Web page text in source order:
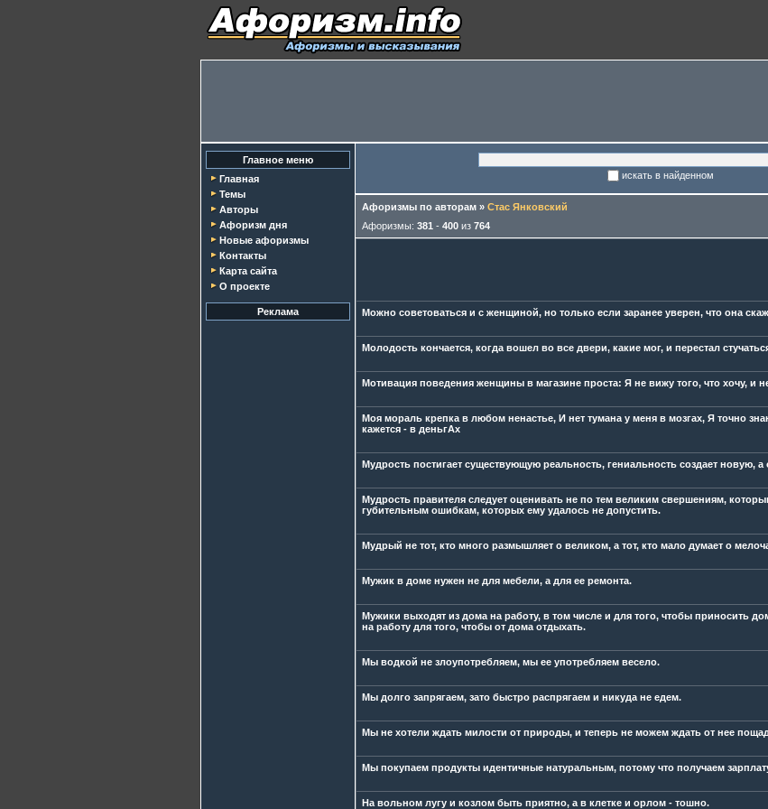
Главное меню
Главная
Темы
Авторы
Афоризм дня
Новые афоризмы
Контакты
Карта сайта
О проекте
Реклама
искать в найденном
Афоризмы по авторам » Стас Янковский
Афоризмы: 381 - 400 из 764
Можно советоваться и с женщиной, но только если заранее уверен, что она
Молодость кончается, когда вошел во все двери, какие мог, и перестал
Мотивация поведения женщины в магазине проста: Я не вижу того, что хочу, и
Моя мораль крепка в любом ненастье, И нет тумана у меня в мозгах, Я точно
кажется - в деньгАх
Мудрость постигает существующую реальность, гениальность создает новую,
Мудрость правителя следует оценивать не по тем великим свершениям,
губительным ошибкам, которых ему удалось не допустить.
Мудрый не тот, кто много размышляет о великом, а тот, кто мало думает о
Мужик в доме нужен не для мебели, а для ее ремонта.
Мужики выходят из дома на работу, в том числе и для того, чтобы приносить
на работу для того, чтобы от дома отдыхать.
Мы водкой не злоупотребляем, мы ее употребляем весело.
Мы долго запрягаем, зато быстро распрягаем и никуда не едем.
Мы не хотели ждать милости от природы, и теперь не можем ждать от нее
Мы покупаем продукты идентичные натуральным, потому что получаем
На вольном лугу и козлом быть приятно, а в клетке и орлом - тошно.